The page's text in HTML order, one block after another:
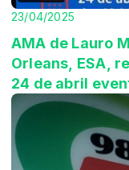
23/04/2025
AMA de Lauro
Orleans, ESA,
24 de abril